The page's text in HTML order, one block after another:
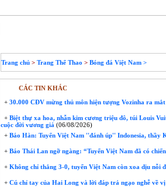
Trang chủ > Trang Thể Thao > Bóng đá Việt Nam >
CÁC TIN KHÁC
+ 30.000 CĐV mừng thủ môn hiện tượng Vozinha ra
+ Biệt thự xa hoa, nhẫn kim cương triệu đô, túi Louis
cuộc đời vương giả (06/08/2026)
+ Báo Hàn: Tuyển Việt Nam ''đánh úp'' Indonesia, thầy
+ Báo Thái Lan ngỡ ngàng: “Tuyển Việt Nam đã có
+ Không chỉ thắng 3-0, tuyển Việt Nam còn xoa dịu nỗi
+ Cú chỉ tay của Hai Long và lời đáp trả ngạo nghễ về